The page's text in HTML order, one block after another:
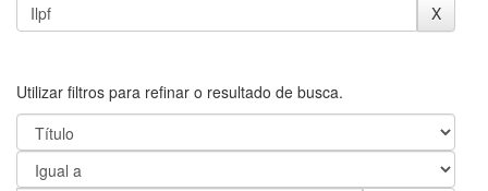
Utilizar filtros para refinar o resultado de busca.